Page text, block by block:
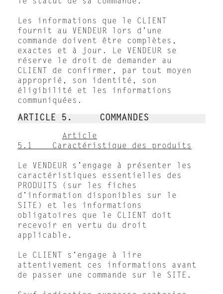
Les informations que le CLIENT
fournit au VENDEUR lors d’une
commande doivent être complètes,
exactes et à jour. Le VENDEUR se
réserve le droit de demander au
CLIENT de confirmer, par tout moyen
approprié, son identité, son
éligibilité et les informations
communiquées.
ARTICLE 5. COMMANDES
Article
5.1 Caractéristique des produits
Le VENDEUR s’engage à présenter les
caractéristiques essentielles des
PRODUITS (sur les fiches
d’information disponibles sur le
SITE) et les informations
obligatoires que le CLIENT doit
recevoir en vertu du droit
applicable.
Le CLIENT s’engage à lire
attentivement ces informations avant
de passer une commande sur le SITE.